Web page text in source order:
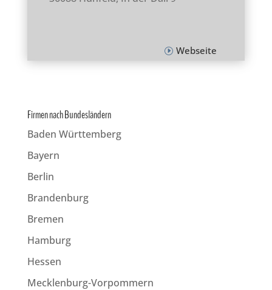
Webseite
Firmen nach Bundesländern
Baden Württemberg
Bayern
Berlin
Brandenburg
Bremen
Hamburg
Hessen
Mecklenburg-Vorpommern